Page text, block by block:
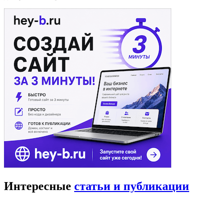
Интересные статьи и публикации